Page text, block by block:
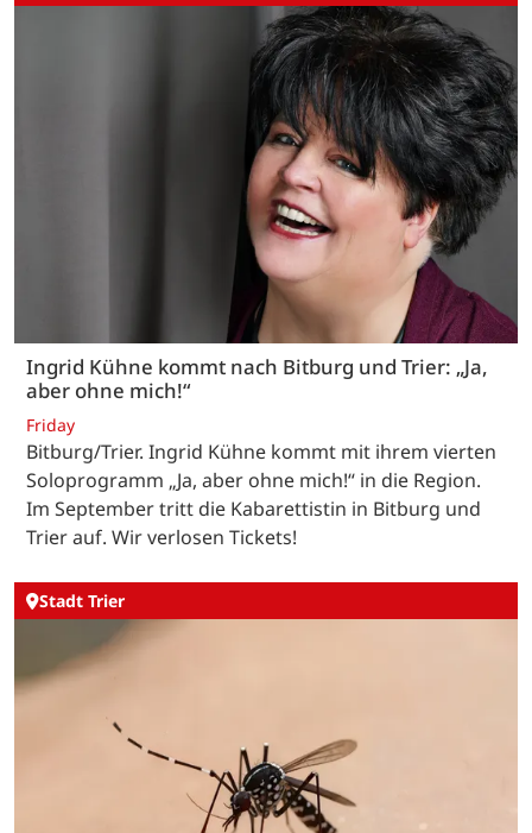
Ingrid Kühne kommt nach Bitburg und Trier: „Ja,
aber ohne mich!“
Friday
Bitburg/Trier. Ingrid Kühne kommt mit ihrem vierten
Soloprogramm „Ja, aber ohne mich!“ in die Region.
Im September tritt die Kabarettistin in Bitburg und
Trier auf. Wir verlosen Tickets!
Stadt Trier